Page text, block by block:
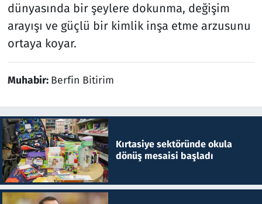
dünyasında bir şeylere dokunma, değişim
arayışı ve güçlü bir kimlik inşa etme arzusunu
ortaya koyar.
Muhabir: Berfin Bitirim
Kırtasiye sektöründe okula
dönüş mesaisi başladı